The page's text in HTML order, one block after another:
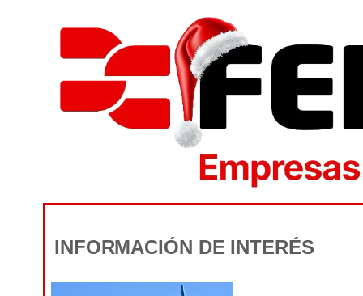
INFORMACIÓN DE INTERÉS